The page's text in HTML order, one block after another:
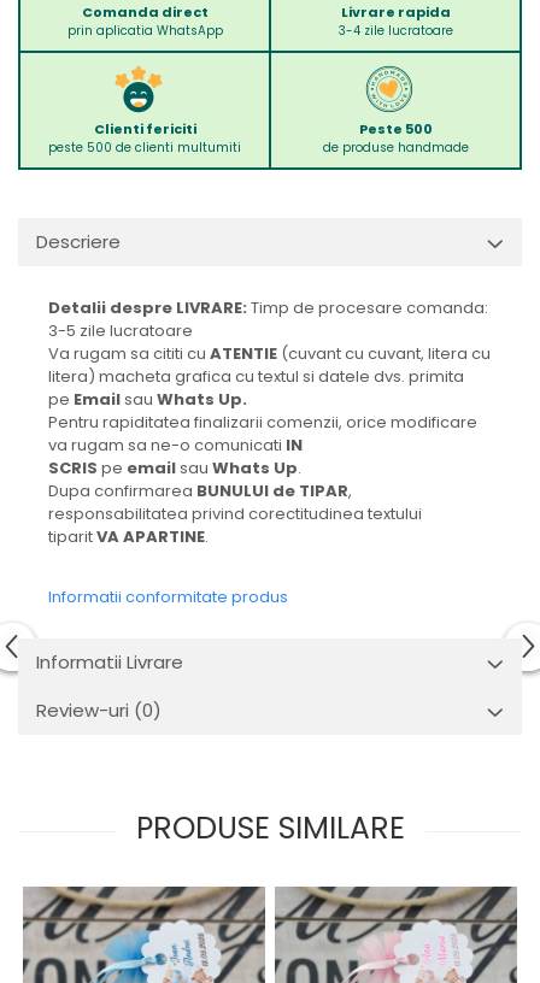
Comanda direct
prin aplicatia WhatsApp
Livrare rapida
3-4 zile lucratoare
Clienti fericiti
peste 500 de clienti multumiti
Peste 500
de produse handmade
Descriere
Detalii despre LIVRARE: Timp de procesare comanda:
3-5 zile lucratoare
Va rugam sa cititi cu ATENTIE (cuvant cu cuvant, litera cu
litera) macheta grafica cu textul si datele dvs. primita
pe Emailsau Whats Up.
Pentru rapiditatea finalizarii comenzii, orice modificare
va rugam sa ne-o comunicati IN
SCRIS pe emailsau Whats Up.
Dupa confirmarea BUNULUI de TIPAR,
responsabilitatea privind corectitudinea textului
tiparitVA APARTINE.
Informatii conformitate produs
Informatii Livrare
Review-uri (0)
PRODUSE SIMILARE